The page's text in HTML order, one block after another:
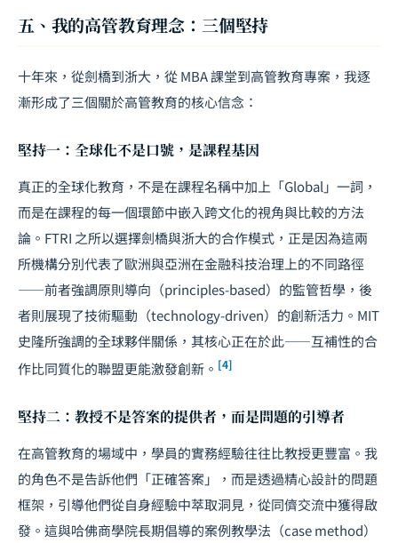
五、我的高管教育理念：三個堅持
十年來，從劍橋到浙大，從 MBA 課堂到高管教育專案，我逐
漸形成了三個關於高管教育的核心信念：
堅持一：全球化不是口號，是課程基因
真正的全球化教育，不是在課程名稱中加上「Global」一詞，
而是在課程的每一個環節中嵌入跨文化的視角與比較的方法
論。FTRI 之所以選擇劍橋與浙大的合作模式，正是因為這兩
所機構分別代表了歐洲與亞洲在金融科技治理上的不同路徑
——前者強調原則導向（principles-based）的監管哲學，後
者則展現了技術驅動（technology-driven）的創新活力。MIT
史隆所強調的全球夥伴關係，其核心正在於此——互補性的合
作比同質化的聯盟更能激發創新。 [4]
堅持二：教授不是答案的提供者，而是問題的引導者
在高管教育的場域中，學員的實務經驗往往比教授更豐富。我
的角色不是告訴他們「正確答案」，而是透過精心設計的問題
框架，引導他們從自身經驗中萃取洞見，從同儕交流中獲得啟
發。這與哈佛商學院長期倡導的案例教學法（case method）